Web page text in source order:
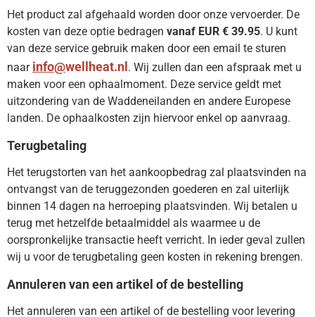
Het product zal afgehaald worden door onze vervoerder. De
kosten van deze optie bedragen vanaf EUR € 39.95. U kunt
van deze service gebruik maken door een email te sturen
naar info@wellheat.nl . Wij zullen dan een afspraak met u
maken voor een ophaalmoment. Deze service geldt met
uitzondering van de Waddeneilanden en andere Europese
landen. De ophaalkosten zijn hiervoor enkel op aanvraag.
Terugbetaling
Het terugstorten van het aankoopbedrag zal plaatsvinden na
ontvangst van de teruggezonden goederen en zal uiterlijk
binnen 14 dagen na herroeping plaatsvinden. Wij betalen u
terug met hetzelfde betaalmiddel als waarmee u de
oorspronkelijke transactie heeft verricht. In ieder geval zullen
wij u voor de terugbetaling geen kosten in rekening brengen.
Annuleren van een artikel of de bestelling
Het annuleren van een artikel of de bestelling voor levering